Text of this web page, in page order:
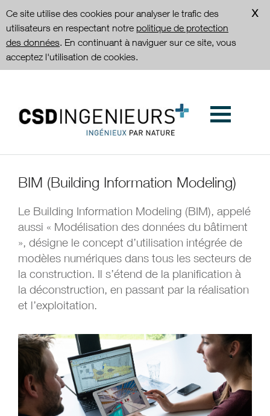
Ce site utilise des cookies pour analyser le trafic des
utilisateurs en respectant notre politique de protection
des données. En continuant à naviguer sur ce site, vous
acceptez l'utilisation de cookies.
BIM (Building Information Modeling)
Le Building Information Modeling (BIM), appelé
aussi « Modélisation des données du bâtiment
», désigne le concept d’utilisation intégrée de
modèles numériques dans tous les secteurs de
la construction. Il s’étend de la planification à
la déconstruction, en passant par la réalisation
et l’exploitation.